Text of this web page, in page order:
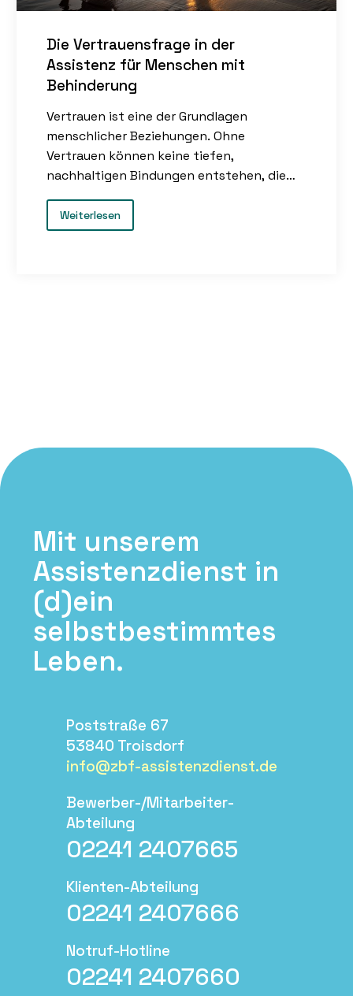
Die Vertrauensfrage in der
Assistenz für Menschen mit
Behinderung
Vertrauen ist eine der Grundlagen
menschlicher Beziehungen. Ohne
Vertrauen können keine tiefen,
nachhaltigen Bindungen entstehen, die
von Respekt, Ehrlichkeit und Loyalität
geprägt sind. In der aktuellen Politik
hierzulande ist das Thema der
Weiterlesen
Mit unserem
Assistenzdienst in
(d)ein
selbstbestimmtes
Leben.
Poststraße 67
53840 Troisdorf
info@zbf-assistenzdienst.de
Bewerber-/Mitarbeiter-
Abteilung
02241 2407665
Klienten-Abteilung
02241 2407666
Notruf-Hotline
02241 2407660